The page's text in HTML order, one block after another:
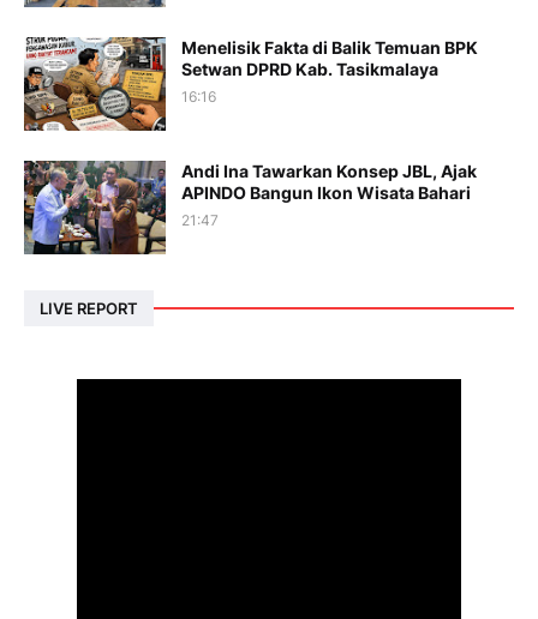
Menelisik Fakta di Balik Temuan BPK
Setwan DPRD Kab. Tasikmalaya
16:16
Andi Ina Tawarkan Konsep JBL, Ajak
APINDO Bangun Ikon Wisata Bahari
21:47
LIVE REPORT